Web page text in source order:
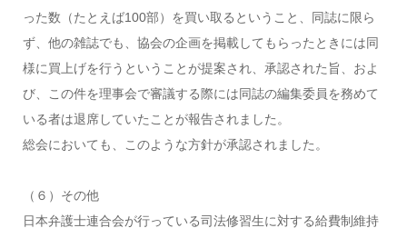
った数（たとえば100部）を買い取るということ、同誌に限ら
ず、他の雑誌でも、協会の企画を掲載してもらったときには同
様に買上げを行うということが提案され、承認された旨、およ
び、この件を理事会で審議する際には同誌の編集委員を務めて
いる者は退席していたことが報告されました。
総会においても、このような方針が承認されました。
（６）その他
日本弁護士連合会が行っている司法修習生に対する給費制維持